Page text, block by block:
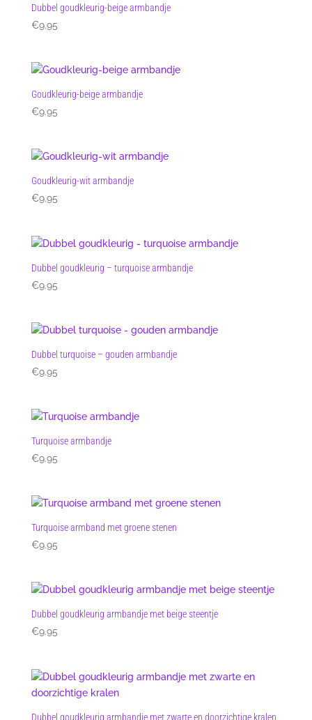
Dubbel goudkleurig-beige armbandje
€9.95
Goudkleurig-beige armbandje
€9.95
Goudkleurig-wit armbandje
€9.95
Dubbel goudkleurig – turquoise armbandje
€9.95
Dubbel turquoise – gouden armbandje
€9.95
Turquoise armbandje
€9.95
Turquoise armband met groene stenen
€9.95
Dubbel goudkleurig armbandje met beige steentje
€9.95
Dubbel goudkleurig armbandje met zwarte en doorzichtige kralen